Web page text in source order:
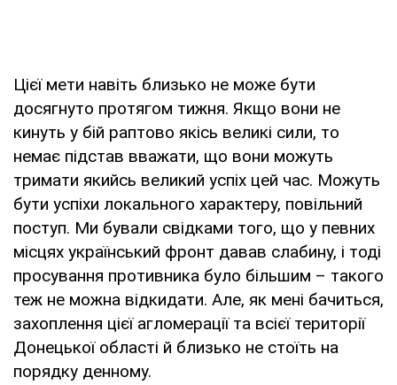
Цієї мети навіть близько не може бути
досягнуто протягом тижня. Якщо вони не
кинуть у бій раптово якісь великі сили, то
немає підстав вважати, що вони можуть
тримати якийсь великий успіх цей час. Можуть
бути успіхи локального характеру, повільний
поступ. Ми бували свідками того, що у певних
місцях український фронт давав слабину, і тоді
просування противника було більшим – такого
теж не можна відкидати. Але, як мені бачиться,
захоплення цієї агломерації та всієї території
Донецької області й близько не стоїть на
порядку денному.